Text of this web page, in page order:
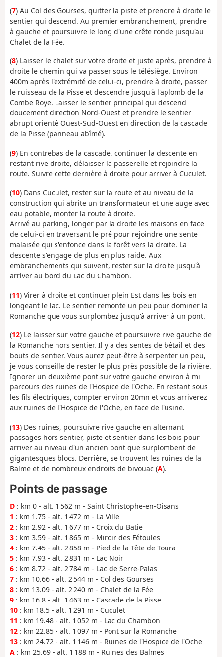
(7) Au Col des Gourses, quitter la piste et prendre à droite le
sentier qui descend. Au premier embranchement, prendre
à gauche et poursuivre le long d'une crête ronde jusqu'au
Chalet de la Fée.
(8) Laisser le chalet sur votre droite et juste après, prendre à
droite le chemin qui va passer sous le télésiège. Environ
400m après l'extrémité de celui-ci, prendre à droite, passer
le ruisseau de la Pisse et descendre jusqu'à l'aplomb de la
Combe Roye. Laisser le sentier principal qui descend
doucement direction Nord-Ouest et prendre le sentier
abrupt orienté Ouest-Sud-Ouest en direction de la cascade
de la Pisse (panneau abîmé).
(9) En contrebas de la cascade, continuer la descente en
restant rive droite, délaisser la passerelle et rejoindre la
route. Suivre cette dernière à droite pour arriver à Cuculet.
(10) Dans Cuculet, rester sur la route et au niveau de la
construction qui abrite un transformateur et une auge avec
eau potable, monter la route à droite.
Arrivé au parking, longer par la droite les maisons en face
de celui-ci en traversant le pré pour rejoindre une sente
malaisée qui s'enfonce dans la forêt vers la droite. La
descente s'engage de plus en plus raide. Aux
embranchements qui suivent, rester sur la droite jusqu'à
arriver au bord du Lac du Chambon.
(11) Virer à droite et continuer plein Est dans les bois en
longeant le lac. Le sentier remonte un peu pour dominer la
Romanche que vous surplombez jusqu'à arriver à un pont.
(12) Le laisser sur votre gauche et poursuivre rive gauche de
la Romanche hors sentier. Il y a des sentes de bétail et des
bouts de sentier. Vous aurez peut-être à serpenter un peu,
je vous conseille de rester le plus près possible de la rivière.
Ignorer un deuxième pont sur votre gauche environ à mi
parcours des ruines de l'Hospice de l'Oche. En restant sous
les fils électriques, compter environ 20mn et vous arriverez
aux ruines de l'Hospice de l'Oche, en face de l'usine.
(13) Des ruines, poursuivre rive gauche en alternant
passages hors sentier, piste et sentier dans les bois pour
arriver au niveau d'un ancien pont que surplombent de
gigantesques blocs. Derrière, se trouvent les ruines de la
Balme et de nombreux endroits de bivouac (A).
Points de passage
D : km 0 - alt. 1 562 m - Saint Christophe-en-Oisans
1 : km 1.75 - alt. 1 472 m - La Ville
2 : km 2.92 - alt. 1 677 m - Croix du Batie
3 : km 3.59 - alt. 1 865 m - Miroir des Fétoules
4 : km 7.45 - alt. 2 858 m - Pied de la Tête de Toura
5 : km 7.93 - alt. 2 831 m - Lac Noir
6 : km 8.72 - alt. 2 784 m - Lac de Serre-Palas
7 : km 10.66 - alt. 2 544 m - Col des Gourses
8 : km 13.09 - alt. 2 240 m - Chalet de la Fée
9 : km 16.8 - alt. 1 463 m - Cascade de la Pisse
10 : km 18.5 - alt. 1 291 m - Cuculet
11 : km 19.48 - alt. 1 052 m - Lac du Chambon
12 : km 22.85 - alt. 1 097 m - Pont sur la Romanche
13 : km 24.72 - alt. 1 146 m - Ruines de l'Hospice de l'Oche
A : km 25.69 - alt. 1 188 m - Ruines des Balmes